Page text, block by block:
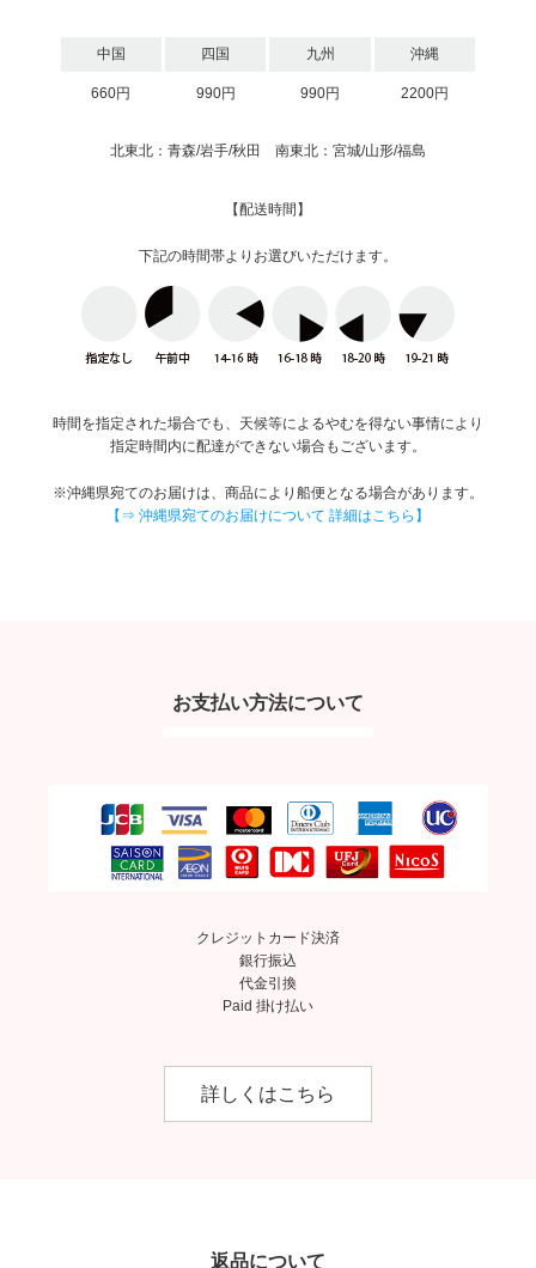
中国 四国 九州 沖縄
660円 990円 990円 2200円
北東北：青森/岩手/秋田 南東北：宮城/山形/福島
【配送時間】
下記の時間帯よりお選びいただけます。
時間を指定された場合でも、天候等によるやむを得ない事情により
指定時間内に配達ができない場合もございます。
※沖縄県宛てのお届けは、商品により船便となる場合があります。
【⇒ 沖縄県宛てのお届けについて 詳細はこちら】
お支払い方法について
クレジットカード決済
銀行振込
代金引換
Paid 掛け払い
詳しくはこちら
返品について